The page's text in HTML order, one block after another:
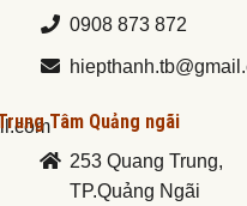
0908 873 872
Tâm Quảng ngãi
253 Quang Trung,
TP.Quảng Ngãi